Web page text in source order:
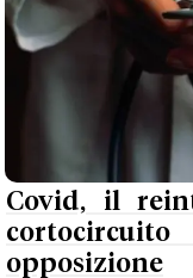
Covid, il
opposizione